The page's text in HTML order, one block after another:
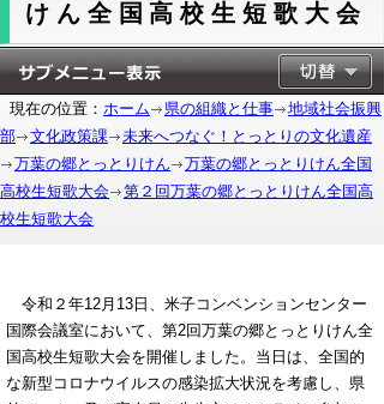
けん全国高校生短歌大会
現在の位置： ホーム 県の組織と仕事
地域社会振興
部
文化政策課
未来へつなぐ！とっとりの文化遺産
万葉の郷とっとりけん
万葉の郷とっとりけん全国
高校生短歌大会
第２回万葉の郷とっとりけん全国高
校生短歌大会
令和２年12月13日、米子コンベンションセンター
国際会議室において、第2回万葉の郷とっとりけん全
国高校生短歌大会を開催しました。当日は、全国的
な新型コロナウイルスの感染拡大状況を考慮し、県